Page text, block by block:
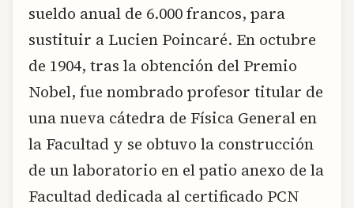
sueldo anual de 6.000 francos, para
sustituir a Lucien Poincaré. En octubre
de 1904, tras la obtención del Premio
Nobel, fue nombrado profesor titular de
una nueva cátedra de Física General en
la Facultad y se obtuvo la construcción
de un laboratorio en el patio anexo de la
Facultad dedicada al certificado PCN